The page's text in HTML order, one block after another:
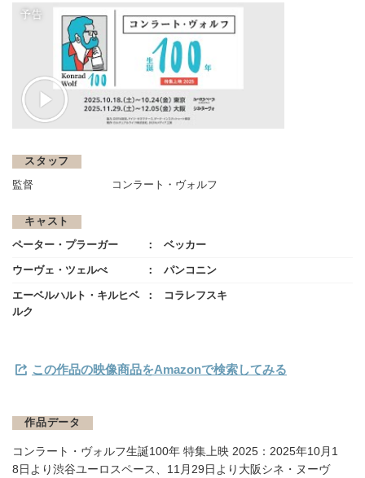
予告
スタッフ
監督 コンラート・ヴォルフ
キャスト
ペーター・プラーガー ベッカー
ウーヴェ・ツェルべ パンコニン
エーベルハルト・キルヒベ
ルク
コラレフスキ
この作品の映像商品をAmazonで検索してみる
作品データ
コンラート・ヴォルフ⽣誕100年 特集上映 2025：2025年10⽉1
8⽇より渋⾕ユーロスペース、11⽉29⽇より⼤阪シネ・ヌーヴ